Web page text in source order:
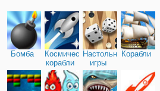
Бомба
Космические
корабли
Настольные
игры
Корабли